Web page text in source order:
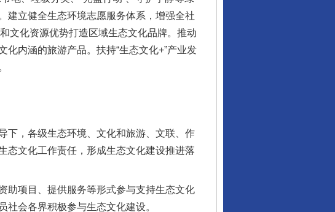
建立健全生态环境志愿服务体系，增强全社
文化资源优势打造区域生态文化品牌。推动
内涵的旅游产品。扶持“生态文化+”产业发
，各级生态环境、文化和旅游、文联、作
态文化工作责任，形成生态文化建设推进落
项目、提供服务等形式参与支持生态文化
会各界积极参与生态文化建设。